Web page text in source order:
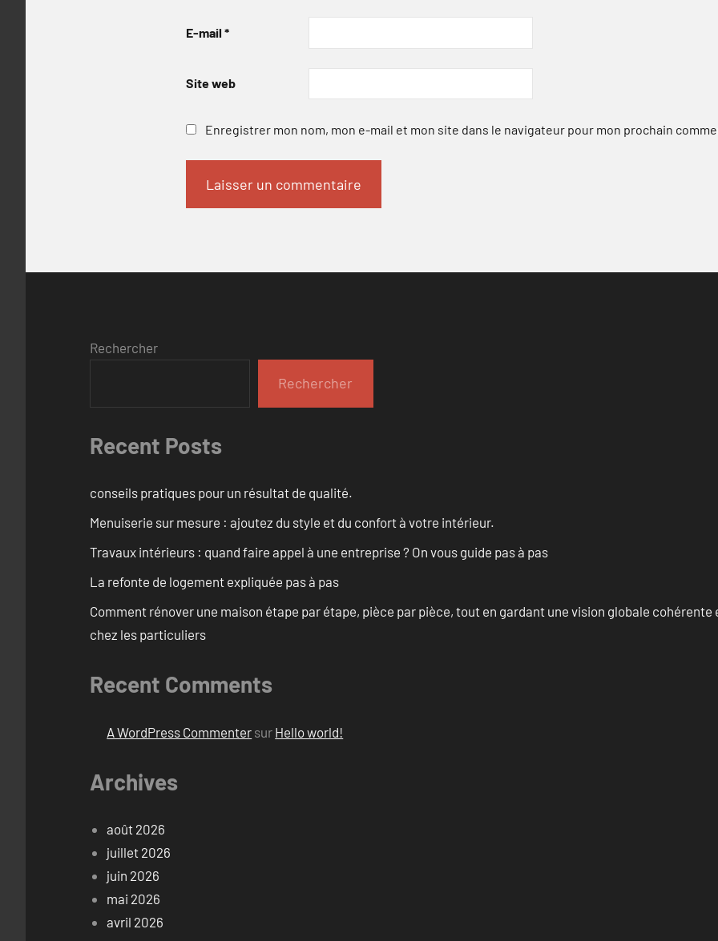
E-mail *
Site web
Enregistrer mon nom, mon e-mail et mon site dans le navigateur pour mon prochain
Rechercher
Rechercher
Recent Posts
conseils pratiques pour un résultat de qualité.
Menuiserie sur mesure : ajoutez du style et du confort à votre intérieur.
Travaux intérieurs : quand faire appel à une entreprise ? On vous guide pas à pas
La refonte de logement expliquée pas à pas
Comment rénover une maison étape par étape, pièce par pièce, tout en gardant une vision globale
chez les particuliers
Recent Comments
A WordPress Commenter sur Hello world!
Archives
août 2026
juillet 2026
juin 2026
mai 2026
avril 2026